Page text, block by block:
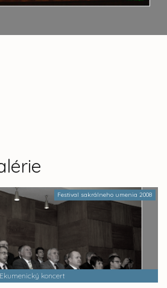
Festival sakrálneho umenia 2008
Ekumenický koncert